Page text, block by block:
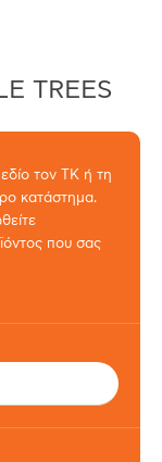
TREES
τον ΤΚ ή τη
κατάστημα.
που σας